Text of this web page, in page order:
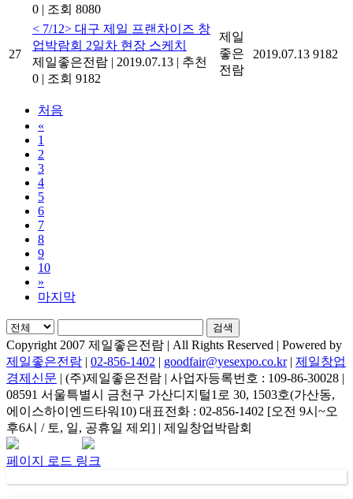
0 | 조회 8080
27
< 7/12> 대구 제일 프랜차이즈 창
업박람회 2일차 현장 스케치
제일좋은전람 | 2019.07.13 | 추천
0 | 조회 9182
제일
좋은
전람
2019.07.13 9182
처음
«
1
2
3
4
5
6
7
8
9
10
»
마지막
검색
Copyright 2007 제일좋은전람 | All Rights Reserved | Powered by
제일좋은전람 | 02-856-1402 | goodfair@yesexpo.co.kr| 제일창업
경제신문 | (주)제일좋은전람 | 사업자등록번호 : 109-86-30028 |
08591 서울특별시 금천구 가산디지털1로 30, 1503호(가산동,
에이스하이엔드타워10) 대표전화 : 02-856-1402 [오전 9시~오
후6시 / 토, 일, 공휴일 제외] | 제일창업박람회
카
카
네
이
페이지 로드 링크